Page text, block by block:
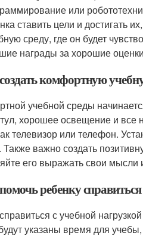
или
ставить цели и достигать
среду, где он будет
награды за хорошие
комфортную
учебной среды
хорошее освещение и
телевизор или телефон.
Также важно создать
его выражать свои мысли и
ребенку
с учебной
указаны время для